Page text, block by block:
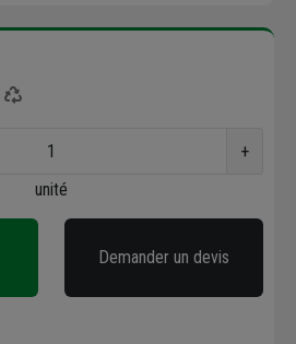
+
unité
Demander un devis